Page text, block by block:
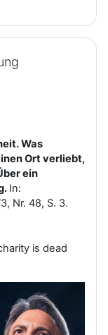
Was
Ort verliebt,
ein
In:
Nr. 48, S. 3.
is dead